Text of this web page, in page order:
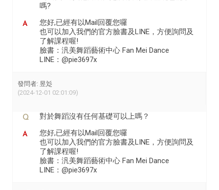
嗎?
您好,已經有以Mail回覆您囉
也可以加入我們的官方臉書及LINE，方便詢問及
了解課程喔!
臉書：汎美舞蹈藝術中心 Fan Mei Dance
LINE：@pie3697x
發問者: 昱彣
(2024-12-01 02:01:09)
對於舞蹈沒有任何基礎可以上嗎？
您好,已經有以Mail回覆您囉
也可以加入我們的官方臉書及LINE，方便詢問及
了解課程喔!
臉書：汎美舞蹈藝術中心 Fan Mei Dance
LINE：@pie3697x